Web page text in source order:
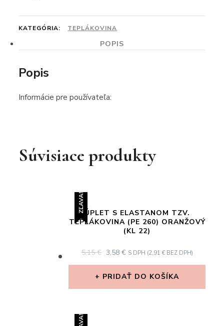
KATEGÓRIA: TEPLÁKOVINA
POPIS
Popis
Informácie pre používateľa:
Súvisiace produkty
ZĽAVA! ÚPLET S ELASTANOM TZV.
TEPLÁKOVINA (PE 260) ORANŽOVÝ
(KL 22)
5,15€ ORIGINAL
PRICE
5,15 €.
3,58 €CURRENT
3,58 €.
S DPH (2,91 €BEZ DPH)
PRIDAŤ DO KOŠÍKA